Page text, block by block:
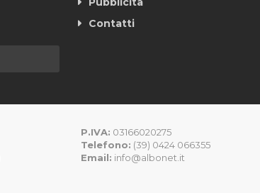
Contatti
P.IVA: 03166020275
Telefono: (39) 0424 066355
Email: info@albonet.it